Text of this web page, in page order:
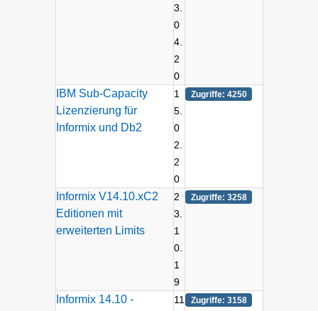
3.
0
4.
2
0
IBM Sub-Capacity
Lizenzierung für
Informix und Db2
1
5.
0
2.
2
0
Zugriffe: 4250
Informix V14.10.xC2
Editionen mit
erweiterten Limits
2
3.
1
0.
1
9
Zugriffe: 3258
Informix 14.10 -
11
Zugriffe: 3158